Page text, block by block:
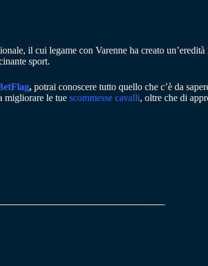
il cui legame con Varenne ha creato
sport.
, potrai conoscere tutto quello che c’è da
migliorare le tue scommesse cavalli, oltre che di